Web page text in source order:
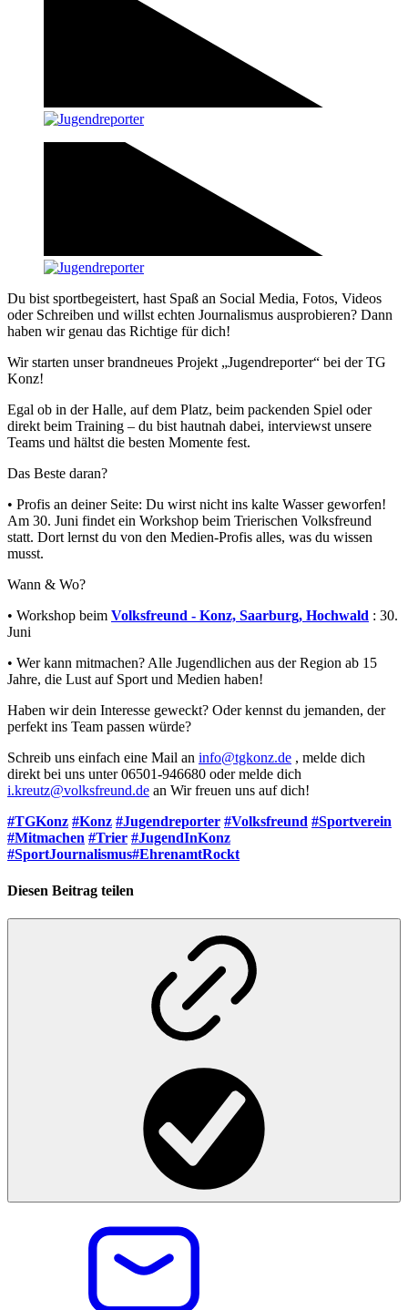
Du bist sportbegeistert, hast Spaß an Social Media, Fotos, Videos
oder Schreiben und willst echten Journalismus ausprobieren? Dann
haben wir genau das Richtige für dich!
Wir starten unser brandneues Projekt „Jugendreporter“ bei der TG
Konz!
Egal ob in der Halle, auf dem Platz, beim packenden Spiel oder
direkt beim Training – du bist hautnah dabei, interviewst unsere
Teams und hältst die besten Momente fest.
Das Beste daran?
• Profis an deiner Seite: Du wirst nicht ins kalte Wasser geworfen!
Am 30. Juni findet ein Workshop beim Trierischen Volksfreund
statt. Dort lernst du von den Medien-Profis alles, was du wissen
musst.
Wann & Wo?
• Workshop beim Volksfreund - Konz, Saarburg, Hochwald : 30.
Juni
• Wer kann mitmachen? Alle Jugendlichen aus der Region ab 15
Jahre, die Lust auf Sport und Medien haben!
Haben wir dein Interesse geweckt? Oder kennst du jemanden, der
perfekt ins Team passen würde?
Schreib uns einfach eine Mail an info@tgkonz.de , melde dich
direkt bei uns unter 06501-946680 oder melde dich
i.kreutz@volksfreund.de an Wir freuen uns auf dich!
#TGKonz #Konz #Jugendreporter #Volksfreund #Sportverein
#Mitmachen #Trier #JugendInKonz
#SportJournalismus#EhrenamtRockt
Diesen Beitrag teilen